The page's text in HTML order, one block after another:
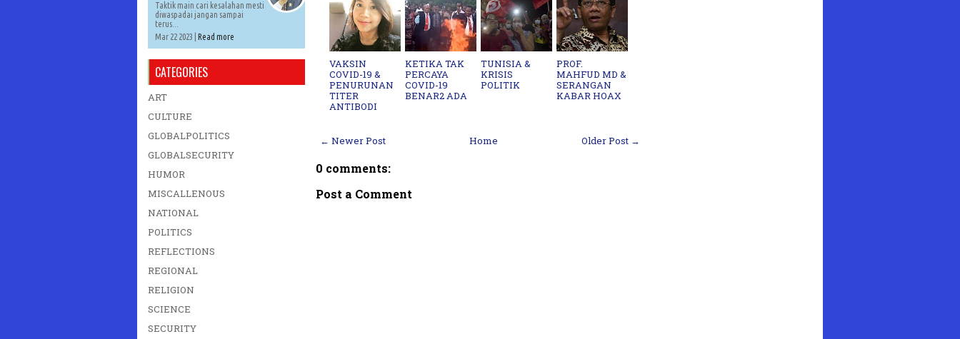
VAKSIN
COVID-19 &
PENURUNAN
TITER
ANTIBODI
KETIKA ​TAK
PERCAYA
COVID-19
BENAR2 ADA
TUNISIA &
KRISIS
POLITIK
PROF.
MAHFUD MD &
SERANGAN
KABAR HOAX
← Newer Post Older Post →
Home
0 comments:
Post a Comment
Taktik main cari kesalahan mesti
diwaspadai jangan sampai
terus...
Mar 22 2023 | Read more
CATEGORIES
ART
CULTURE
GLOBALPOLITICS
GLOBALSECURITY
HUMOR
MISCALLENOUS
NATIONAL
POLITICS
REFLECTIONS
REGIONAL
RELIGION
SCIENCE
SECURITY